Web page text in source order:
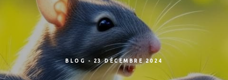
BLOG - 23 DÉCEMBRE 2024